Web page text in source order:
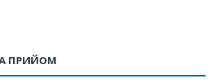
ПРИЙОМ